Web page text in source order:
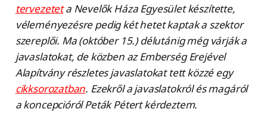
tervezeteta Nevelők Háza Egyesület készítette,
véleményezésre pedig két hetet kaptak a szektor
szereplői. Ma (október 15.) délutánig még várják a
javaslatokat, de közben az Emberség Erejével
Alapítvány részletes javaslatokat tett közzé egy
cikksorozatban. Ezekről a javaslatokról és magáról
a koncepcióról Peták Pétert kérdeztem.